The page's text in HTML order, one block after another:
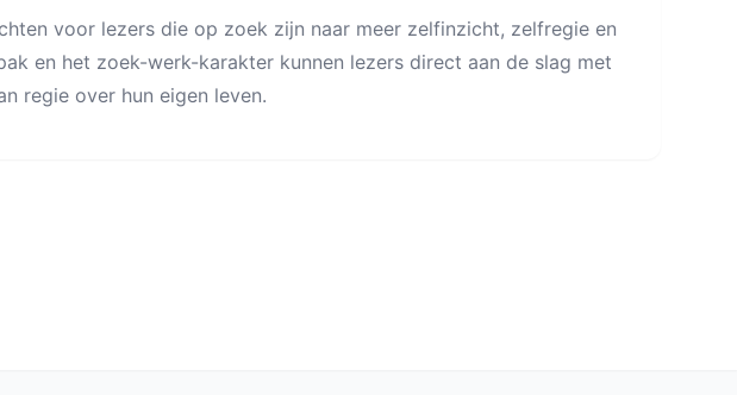
voor lezers die op zoek zijn naar meer zelfinzicht, zelfregie en
en het zoek-werk-karakter kunnen lezers direct aan de slag met
regie over hun eigen leven.